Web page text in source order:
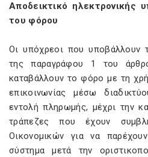
Αποδεικτικό ηλεκτρονικής
του φόρου
Οι υπόχρεοι που υποβάλλουν
της παραγράφου 1 του
καταβάλλουν το φόρο με τη
επικοινωνίας μέσω
εντολή πληρωμής, μέχρι την
τράπεζες που έχουν
Οικονομικών για να
σύστημα μετά την